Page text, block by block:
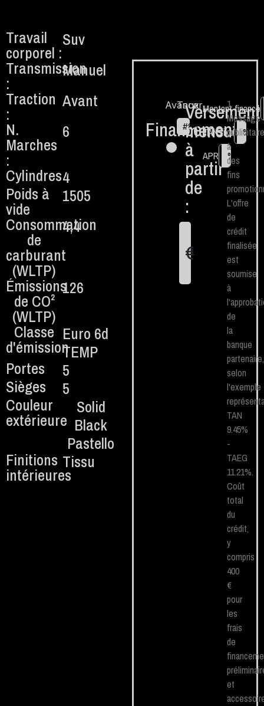
Travail
corporel :
Suv
Transmission
:
Manuel
Traction
:
Avant
N.
Marches
:
6
Cylindres4
Poids à
vide
1505
Consommation
de
carburant
(WLTP)
4,4
Émissions
de CO²
(WLTP)
126
Classe
d'émission
Euro 6d
TEMP
Portes
5
Sièges
5
Couleur
extérieure
Solid
Black
Pastello
Finitions
intérieures
Tissu
Financement
Avancer
€
Taux
#84
Versement
mensuel
à
partir
de
:
€
1
Montant financé
TAN fixe
%
APR
%
1.
Message
publicitaire
à
des
fins
L'offre
de
crédit
finalisée
est
soumise
à
de
la
banque
partenaire,
selon
l'exemple
TAN
9.45%
-
TAEG
11.21%.
Coût
total
du
crédit,
y
compris
400
€
pour
les
frais
de
et